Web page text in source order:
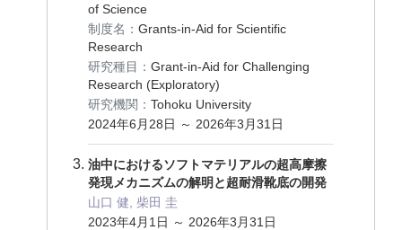
of Science
制度名： Grants-in-Aid for Scientific
Research
研究種目： Grant-in-Aid for Challenging
Research (Exploratory)
研究機関： Tohoku University
2024年6月28日 ～ 2026年3月31日
油中におけるソフトマテリアルの超高摩擦
発現メカニズムの解明と超耐滑靴底の開発
山口 健, 柴田 圭
2023年4月1日 ～ 2026年3月31日